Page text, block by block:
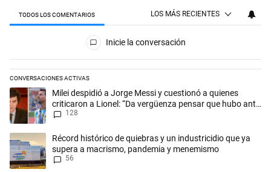
TODOS LOS COMENTARIOS LOS MÁS RECIENTES
Todos los comentarios
Inicie la conversación
CONVERSACIONES ACTIVAS
Este listado muestra los artículos con más comentarios en los
Un artículo de tendencia con el título "Milei despidió a Jorge Messi y
Milei despidió a Jorge Messi y cuestionó a quienes
criticaron a Lionel: “Da vergüenza pensar que hubo anti-
Messi”
128
Un artículo de tendencia con el título "Récord histórico de quiebras y
Récord histórico de quiebras y un industricidio que ya
supera a macrismo, pandemia y menemismo
56